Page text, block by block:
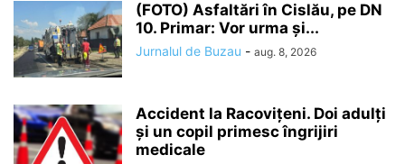
(FOTO) Asfaltări în Cislău, pe DN
10. Primar: Vor urma și...
Jurnalul de Buzau - aug. 8, 2026
Accident la Racovițeni. Doi adulți
și un copil primesc îngrijiri
medicale